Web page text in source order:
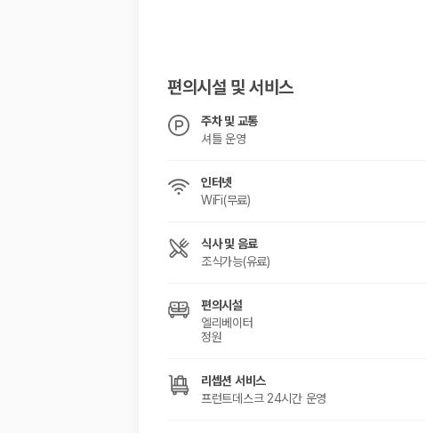
편의시설 및 서비스
주차 및 교통
셔틀 운영
인터넷
WiFi(무료)
식사 및 음료
조식가능(유료)
편의시설
엘리베이터
정원
리셉션 서비스
프런트데스크 24시간 운영